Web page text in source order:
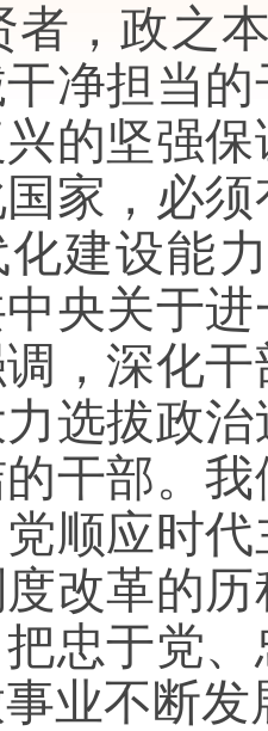
者，政之
净担当
的坚强
家，必
化建设能
中央关于
，深化
选拔政
干部。
顺应时
改革的
忠于党
业不断